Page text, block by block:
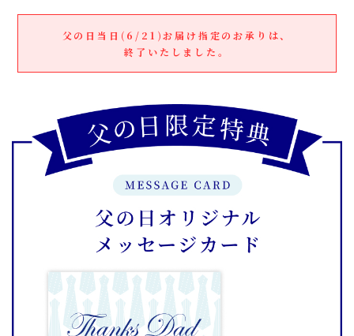
父の日当日(6/21)お届け指定のお承りは、
終了いたしました。